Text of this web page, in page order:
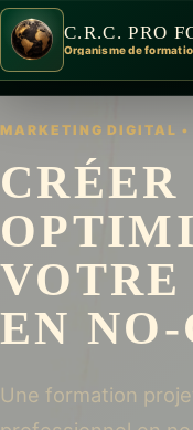
C.R.C. PRO
Organisme de
MARKETING DIGITAL •
CRÉER
EN NO-
Une formation